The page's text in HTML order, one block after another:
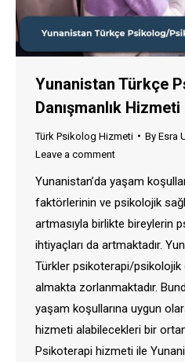
Yunanistan Türkçe
Danışmanlık Hizmeti
Türk Psikolog Hizmeti By Esra
Leave a comment
Yunanistan’da yaşam
faktörlerinin ve psikolojik
artmasıyla birlikte bireylerin
ihtiyaçları da artmaktadır.
Türkler psikoterapi/psikolojik
almakta zorlanmaktadır.
yaşam koşullarına uygun
hizmeti alabilecekleri bir
Psikoterapi hizmeti ile